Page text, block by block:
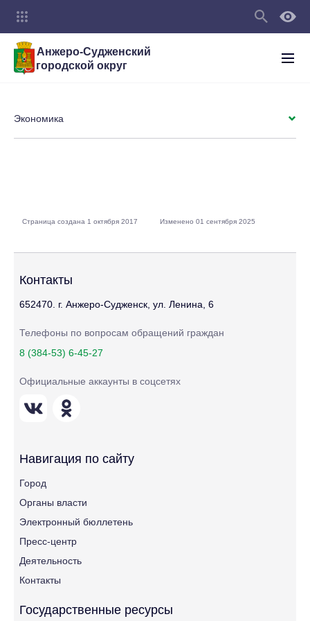
Анжеро-Судженский
городской округ
Экономика
Страница создана 1 октября 2017 Изменено 01 сентября 2025
Контакты
652470. г. Анжеро-Судженск, ул. Ленина, 6
Телефоны по вопросам обращений граждан
8 (384-53) 6-45-27
Официальные аккаунты в соцсетях
Навигация по сайту
Город
Органы власти
Электронный бюллетень
Пресс-центр
Деятельность
Контакты
Государственные ресурсы